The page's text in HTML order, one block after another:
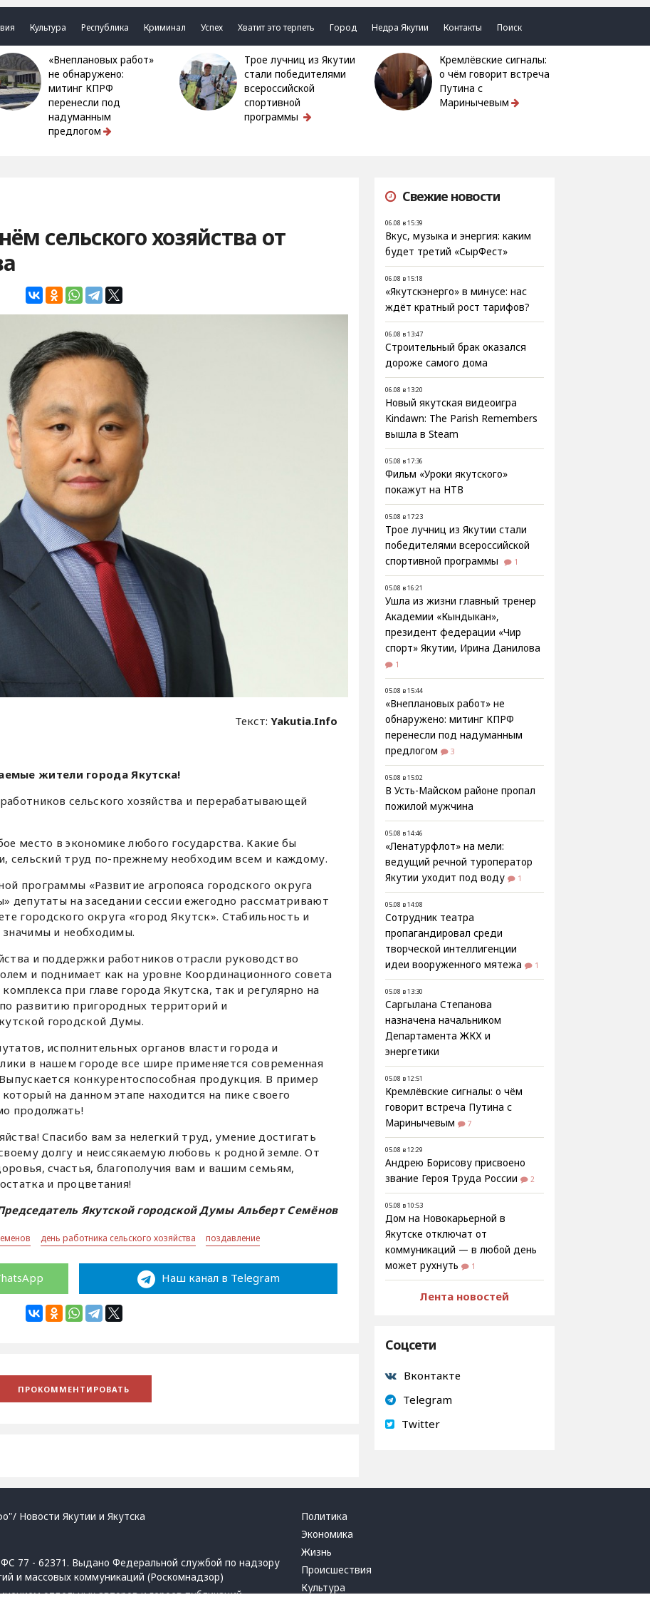
Культура Республика Криминал Успех Хватит это терпеть Город Недра Якутии Контакты Поиск
«Внеплановых работ»
не обнаружено:
митинг КПРФ
перенесли под
надуманным
предлогом
Трое лучниц из Якутии
стали победителями
всероссийской
спортивной
программы
Кремлёвские сигналы:
о чём говорит встреча
Путина с
Маринычевым
сельского хозяйства от
Текст:Yakutia.Info
жители города Якутска!
сельского хозяйства и перерабатывающей
место в экономике любого государства. Какие бы
сельский труд по-прежнему необходим всем и каждому.
программы «Развитие агропояса городского округа
депутаты на заседании сессии ежегодно рассматривают
городского округа «город Якутск». Стабильность и
и необходимы.
и поддержки работников отрасли руководство
и поднимает как на уровне Координационного совета
при главе города Якутска, так и регулярно на
развитию пригородных территорий и
городской Думы.
исполнительных органов власти города и
в нашем городе все шире применяется современная
конкурентоспособная продукция. В пример
на данном этапе находится на пике своего
продолжать!
Спасибо вам за нелегкий труд, умение достигать
долгу и неиссякаемую любовь к родной земле. От
счастья, благополучия вам и вашим семьям,
и процветания!
Якутской городской Думы Альберт Семёнов
день работника сельского хозяйства поздавление
Наш канал в Telegram
Свежие новости
06.08 в 15:39
Вкус, музыка и энергия: каким
будет третий «СырФест»
06.08 в 15:18
«Якутскэнерго» в минусе: нас
ждёт кратный рост тарифов?
06.08 в 13:47
Строительный брак оказался
дороже самого дома
06.08 в 13:20
Новый якутская видеоигра
Kindawn: The Parish Remembers
вышла в Steam
05.08 в 17:36
Фильм «Уроки якутского»
покажут на НТВ
05.08 в 17:23
Трое лучниц из Якутии стали
победителями всероссийской
спортивной программы
1
05.08 в 16:21
Ушла из жизни главный тренер
Академии «Кындыкан»,
президент федерации «Чир
спорт» Якутии, Ирина Данилова
1
05.08 в 15:44
«Внеплановых работ» не
обнаружено: митинг КПРФ
перенесли под надуманным
предлогом
3
05.08 в 15:02
В Усть-Майском районе пропал
пожилой мужчина
05.08 в 14:46
«Ленатурфлот» на мели:
ведущий речной туроператор
Якутии уходит под воду
1
05.08 в 14:08
Сотрудник театра
пропагандировал среди
творческой интеллигенции
идеи вооруженного мятежа
1
05.08 в 13:30
Саргылана Степанова
назначена начальником
Департамента ЖКХ и
энергетики
05.08 в 12:51
Кремлёвские сигналы: о чём
говорит встреча Путина с
Маринычевым
7
05.08 в 12:29
Андрею Борисову присвоено
звание Героя Труда России
2
05.08 в 10:53
Дом на Новокарьерной в
Якутске отключат от
коммуникаций — в любой день
может рухнуть
1
Лента новостей
Соцсети
Вконтакте
Telegram
Twitter
Новости Якутии и Якутска
77 - 62371. Выдано Федеральной службой по надзору
и массовых коммуникаций (Роскомнадзор)
Политика
Экономика
Жизнь
Происшествия
Культура